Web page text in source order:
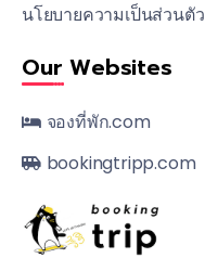
นโยบายความเป็นส่วนตัว
Our Websites
จองที่พัก.com
bookingtripp.com